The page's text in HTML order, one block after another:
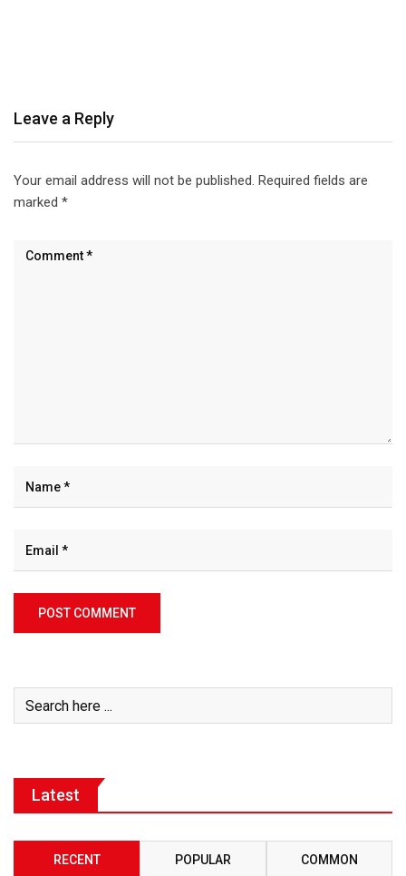
Leave a Reply
Your email address will not be published. Required fields are
marked *
Latest
RECENT POPULAR COMMON